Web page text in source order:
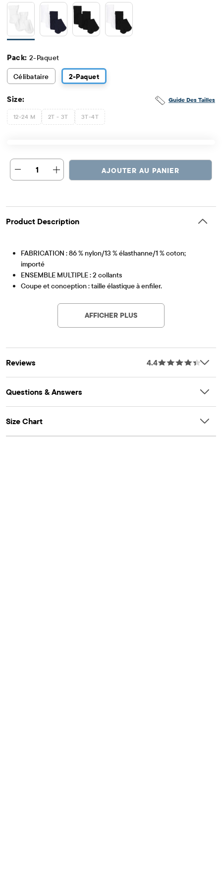
Pack: 2-Paquet
Célibataire 2-Paquet
Guide Des Tailles
Size:
12-24 M 2T - 3T 3T-4T
1 AJOUTER AU PANIER
Product Description
FABRICATION : 86 % nylon/13 % élasthanne/1 % coton;
importé
ENSEMBLE MULTIPLE : 2 collants
Coupe et conception : taille élastique à enfiler.
AFFICHER PLUS
Reviews 4.4
Questions & Answers
Size Chart